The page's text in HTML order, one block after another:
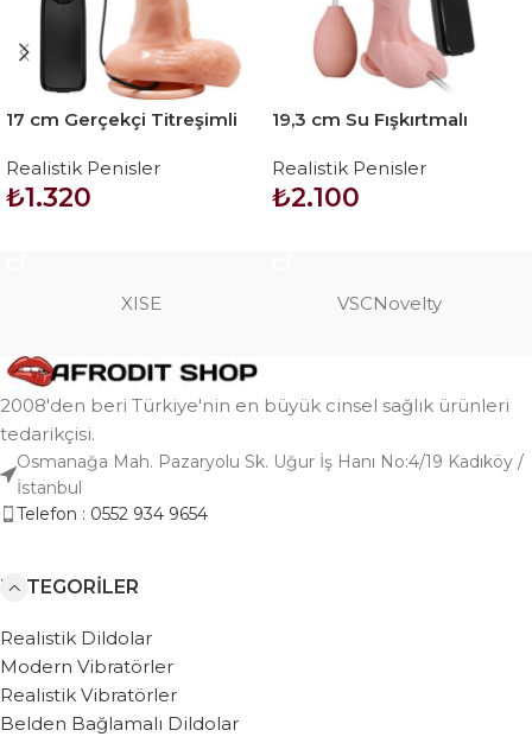
17 cm Gerçekçi Titreşimli
Realistik Penisler
₺1.320
19,3 cm Su Fışkırtmalı
Anal Vajinal Dildo
Mastürbatör
Realistik Penisler
₺2.100
XISE VSCNovelty
2008'den beri Türkiye'nin en büyük cinsel sağlık ürünleri
tedarikçisi.
Osmanağa Mah. Pazaryolu Sk. Uğur İş Hanı No:4/19 Kadıköy /
İstanbul
Telefon : 0552 934 9654
KATEGORILER
Realistik Dildolar
Modern Vibratörler
Realistik Vibratörler
Belden Bağlamalı Dildolar